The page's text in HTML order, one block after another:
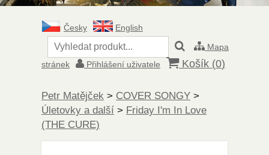
Česky
English
Mapa
stránek
Přihlášení uživatele Košík (0)
Petr Matějček > COVER SONGY >
Úletovky a další > Friday I'm In Love
(THE CURE)